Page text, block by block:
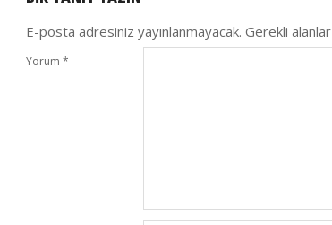
E-posta adresiniz yayınlanmayacak. Gerekli alanlar
Yorum *